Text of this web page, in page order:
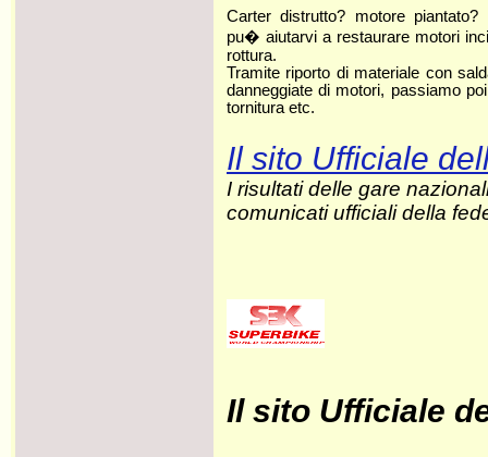
Carter distrutto? motore
pu� aiutarvi a restaurare motori
rottura.
Tramite riporto di materiale con
danneggiate di motori, passiamo
tornitura etc.
Il sito Ufficiale
I risultati delle gare
comunicati ufficiali della
Il sito Ufficiale